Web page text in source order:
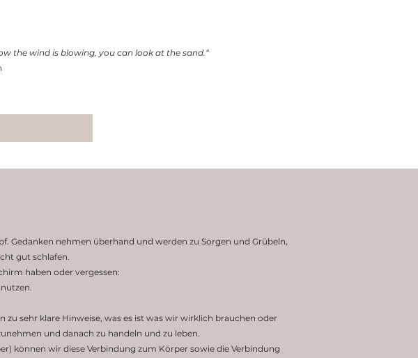
the wind is blowing, you can look at the sand.“
Gedanken nehmen überhand und werden zu Sorgen und Grübeln,
gut schlafen.
haben oder vergessen:
sehr klare Hinweise, was es ist was wir wirklich brauchen oder
und danach zu handeln und zu leben.
können wir diese Verbindung zum Körper sowie die Verbindung